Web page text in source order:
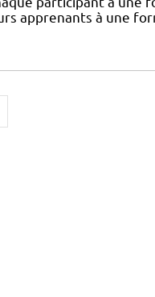
apprenants à une